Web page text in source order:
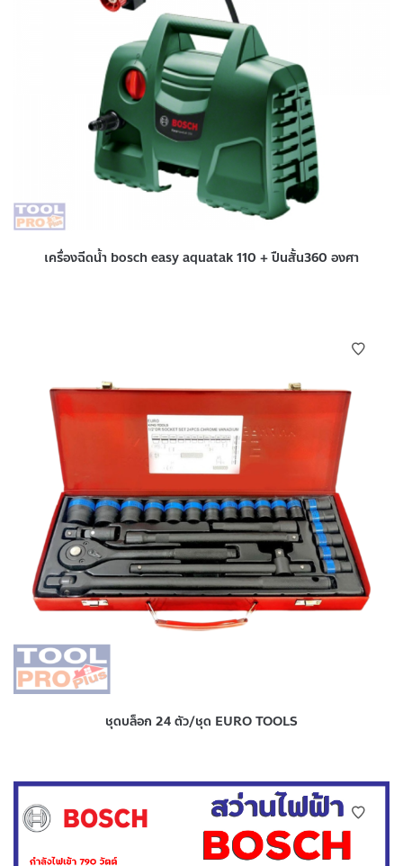
เครื่องฉีดน้ำ bosch easy aquatak 110 + ปืนสั้น360 องศา
ชุดบล็อก 24 ตัว/ชุด EURO TOOLS